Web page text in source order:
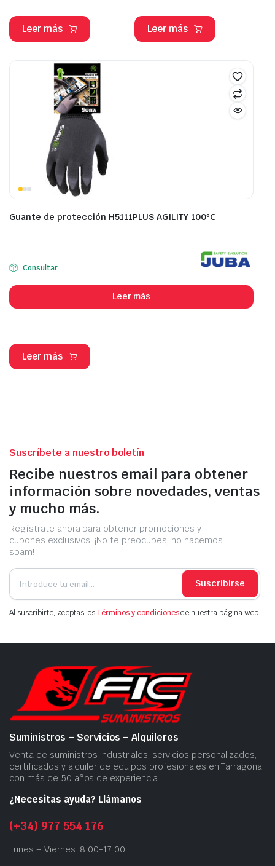
Leer más Leer más
Guante de protección H5111PLUS AGILITY 100ºC
Consultar
Leer más
Leer más
Suscríbete a nuestro boletín
Recibe nuestros email para obtener
información sobre novedades, ventas
y mucho más.
Regístrate ahora para obtener promociones y
cupones exclusivos. ¡No te preocupes, no hacemos
spam!
Suscribirse
Al suscribirte, aceptas losTérminos y condicionesde nuestra página web.
Suministros – Servicios – Alquileres
Venta de suministros industriales, servicios personalizados,
certificados y alquiler de equipos profesionales en Tarragona
con más de 50 años de experiencia.
¿Necesitas ayuda? Llámanos
(+34) 977 554 176
Lunes – Viernes: 8:00-17:00